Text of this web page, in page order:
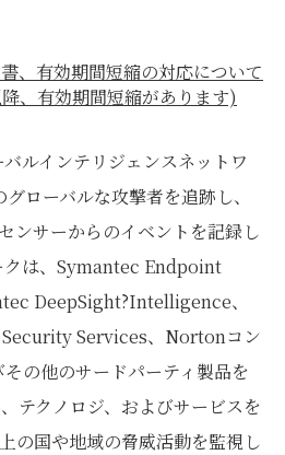
、有効期間短縮の対応について
、有効期間短縮があります)
ルインテリジェンスネットワ
ローバルな攻撃者を追跡し、
ンサーからのイベントを記録し
クは、Symantec Endpoint
DeepSight?Intelligence、
Services、Nortonコン
の他のサードパーティ製品を
テクノロジ、およびサービスを
の国や地域の脅威活動を監視し